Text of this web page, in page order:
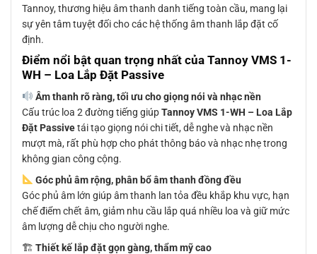
Tannoy, thương hiệu âm thanh danh tiếng toàn cầu, mang lại
sự yên tâm tuyệt đối cho các hệ thống âm thanh lắp đặt cố
định.
Điểm nổi bật quan trọng nhất của Tannoy VMS 1-
WH – Loa Lắp Đặt Passive
Âm thanh rõ ràng, tối ưu cho giọng nói và nhạc nền
Cấu trúc loa 2 đường tiếng giúpTannoy VMS 1-WH – Loa Lắp
Đặt Passivetái tạo giọng nói chi tiết, dễ nghe và nhạc nền
mượt mà, rất phù hợp cho phát thông báo và nhạc nhẹ trong
không gian công cộng.
Góc phủ âm rộng, phân bổ âm thanh đồng đều
Góc phủ âm lớn giúp âm thanh lan tỏa đều khắp khu vực, hạn
chế điểm chết âm, giảm nhu cầu lắp quá nhiều loa và giữ mức
âm lượng dễ chịu cho người nghe.
🏗 Thiết kế lắp đặt gọn gàng, thẩm mỹ cao